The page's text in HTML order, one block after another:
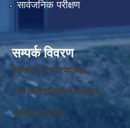
सार्वजनिक परीक्षण
सम्पर्क विवरण
बेलकोटगढी नगरपालिका ,
नगर कार्यपालिकाको कार्यालय,
बाघखोर नुवाकोट,